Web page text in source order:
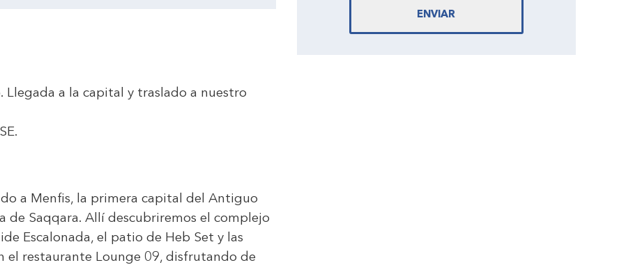
Llegada a la capital y traslado a nuestro
.
a Menfis, la primera capital del Antiguo
de Saqqara. Allí descubriremos el complejo
Escalonada, el patio de Heb Set y las
el restaurante Lounge 09, disfrutando de
ENVIAR